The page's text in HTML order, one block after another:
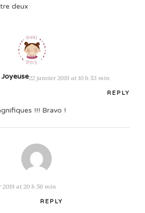
deux
22 janvier 2019 at 10 h 53 min
REPLY
!!! Bravo !
2019 at 20 h 56 min
REPLY